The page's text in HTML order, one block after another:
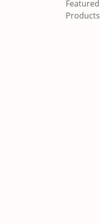
Featured
Products